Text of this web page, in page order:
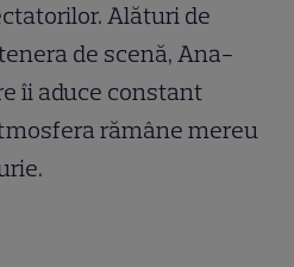
Alături de
de scenă, Ana-
îi aduce constant
rămâne mereu